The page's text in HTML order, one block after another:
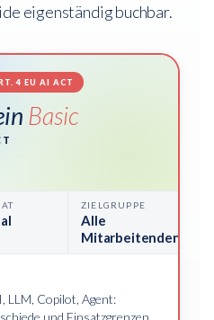
eigenständig buchbar.
4 EU AI ACT
Basic
ZIELGRUPPE
Alle
Mitarbeitenden
LLM, Copilot, Agent:
und Einsatzgrenzen